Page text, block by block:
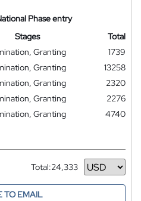
Phase entry
Stages
Total
Granting
1739
Granting
13258
Granting
2320
Granting
2276
Granting
4740
Total:24,333
Currency
TO EMAIL